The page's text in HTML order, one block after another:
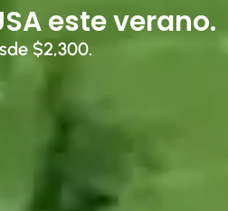
este verano.
$2,300.